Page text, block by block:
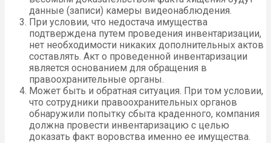
данные (записи) камеры видеонаблюдения.
При условии, что недостача имущества
подтверждена путем проведения инвентаризации,
нет необходимости никаких дополнительных актов
составлять. Акт о проведенной инвентаризации
является основанием для обращения в
правоохранительные органы.
Может быть и обратная ситуация. При том условии,
что сотрудники правоохранительных органов
обнаружили попытку сбыта краденного, компания
должна провести инвентаризацию с целью
доказать факт воровства именно ее имущества.